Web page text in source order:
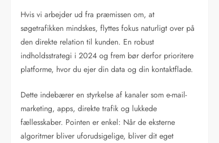
Hvis vi arbejder ud fra præmissen om, at
søgetrafikken mindskes, flyttes fokus naturligt over på
den direkte relation til kunden. En robust
indholdsstrategi i 2024 og frem bør derfor prioritere
platforme, hvor du ejer din data og din kontaktflade.
Dette indebærer en styrkelse af kanaler som e-mail-
marketing, apps, direkte trafik og lukkede
fællesskaber. Pointen er enkel: Når de eksterne
algoritmer bliver uforudsigelige, bliver dit eget